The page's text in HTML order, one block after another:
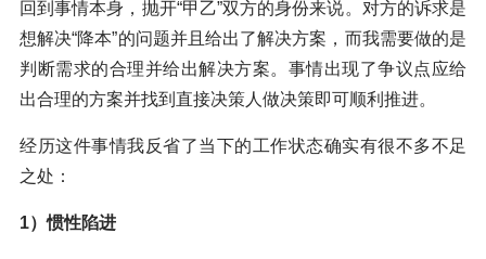
回到事情本身，抛开“甲乙”双方的身份来说。对方的诉求是
想解决“降本”的问题并且给出了解决方案，而我需要做的是
判断需求的合理并给出解决方案。事情出现了争议点应给
出合理的方案并找到直接决策人做决策即可顺利推进。
经历这件事情我反省了当下的工作状态确实有很不多不足
之处：
1）惯性陷进